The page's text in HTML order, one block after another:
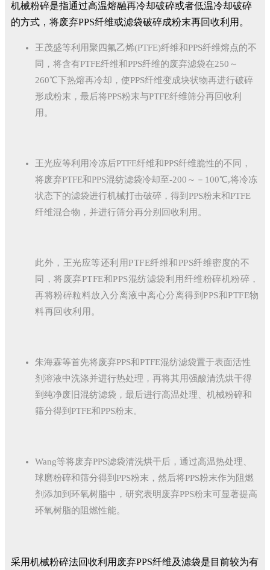
机械粉碎是指通过高温熔融再冷却破碎或者低温冷却破碎
的方式，将废弃PPS纤维或滤袋破碎成粉末再回收利用。
王茂盛等利用聚四氟乙烯(PTFE)纤维和PPS纤维熔点的不
同，将含有PTFE纤维和PPS纤维的废弃滤袋在250～
260℃下热熔再冷却，使PPS纤维变成块状物再进行破碎
形成粉末，最后将PPS粉末与PTFE纤维筛分再回收利
用。
王光应等利用冷冻后PTFE纤维和PPS纤维脆性的不同，
将废弃PTFE和PPS混纺滤袋冷却至-200～－100℃,将冷冻
状态下的滤袋进行机械打击破碎，得到PPS粉末和PTFE
纤维混合物，并进行筛分再分别回收利用。
此外，王光应等还利用PTFE纤维和PPS纤维密度的不
同，将废弃PTFE和PPS混纺滤袋利用纤维粉碎机粉碎，
再将粉碎粒料放入分离液中离心分离得到PPS和PTFE物
料再回收利用。
朱海霖等首先将废弃PPS和PTFE混纺滤袋置于表面活性
剂溶液中洗涤并进行热处理，再将其用强酸清洗烘干得
到纯净废旧混纺滤袋，最后进行高温处理、机械粉碎和
筛分得到PTFE和PPS粉末。
Wang等将废弃PPS滤袋清洗烘干后，通过高温热处理、
球磨粉碎和筛分得到PPS粉末，然后将PPS粉末作为阻燃
剂添加到环氧树脂中，研究表明废弃PPS粉末可显著提高
环氧树脂的阻燃性能。
采用机械粉碎法回收利用废弃PPS纤维及滤袋是目前较为有